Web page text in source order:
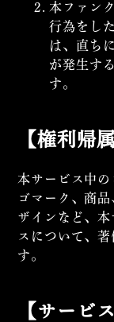
本ファン
行為をし
は、直ち
が発生す
す。
【権利帰
本サービス中
ゴマーク、商
ザインなど、
スについて、
す。
【サービ